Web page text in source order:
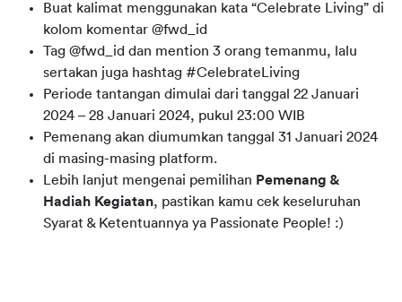
Buat kalimat menggunakan kata “Celebrate Living” di
kolom komentar @fwd_id
Tag @fwd_id dan mention 3 orang temanmu, lalu
sertakan juga hashtag #CelebrateLiving
Periode tantangan dimulai dari tanggal 22 Januari
2024 –28 Januari 2024, pukul 23:00 WIB
Pemenang akan diumumkan tanggal 31 Januari 2024
di masing-masing platform.
Lebih lanjut mengenai pemilihan Pemenang &
Hadiah Kegiatan, pastikan kamu cek keseluruhan
Syarat & Ketentuannya ya Passionate People! :)